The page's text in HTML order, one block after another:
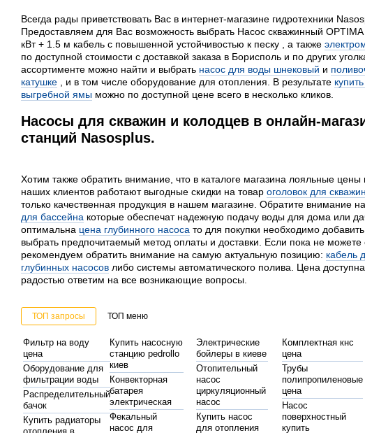
Всегда рады приветствовать Вас в интернет-магазине гидротехники
Предоставляем для Вас возможность выбрать Насос скважинный
кВт + 1.5 м кабель с повышенной устойчивостью к песку , а также
по доступной стоимости с доставкой заказа в Борисполь и по других
ассортименте можно найти и выбрать насос для воды шнековый и
катушке , и в том числе оборудование для отопления. В результате
выгребной ямы можно по доступной цене всего в несколько кликов.
Насосы для скважин и колодцев в онлайн-
станций Nasosplus.
Хотим также обратить внимание, что в каталоге магазина лояльные цены
наших клиентов работают выгодные скидки на товар оголовок для
только качественная продукция в нашем магазине. Обратите внимание на
для бассейна которые обеспечат надежную подачу воды для дома или
оптимальна цена глубинного насоса то для покупки необходимо
выбрать предпочитаемый метод оплаты и доставки. Если пока не можете
рекомендуем обратить внимание на самую актуальную позицию: кабель
глубинных насосов либо системы автоматического полива. Цена
радостью ответим на все возникающие вопросы.
ТОП запросы ТОП меню
Фильтр на воду
цена
Оборудование для
фильтрации воды
Распределительный
бачок
Купить радиаторы
Купить насосную
станцию pedrollo
киев
Конвекторная
батарея
электрическая
Фекальный
насос для
Электрические
бойлеры в киеве
Отопительный
насос
циркуляционный
насос
Купить насос
для отопления
Комплектная кнс
цена
Трубы
полипропиленовые
цена
Насос
поверхностный
купить